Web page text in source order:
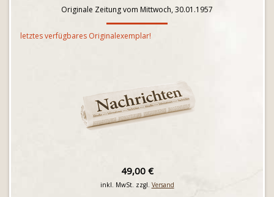
Originale Zeitung vom Mittwoch, 30.01.1957
letztes verfügbares Originalexemplar!
49,00 €
inkl. MwSt. zzgl. Versand